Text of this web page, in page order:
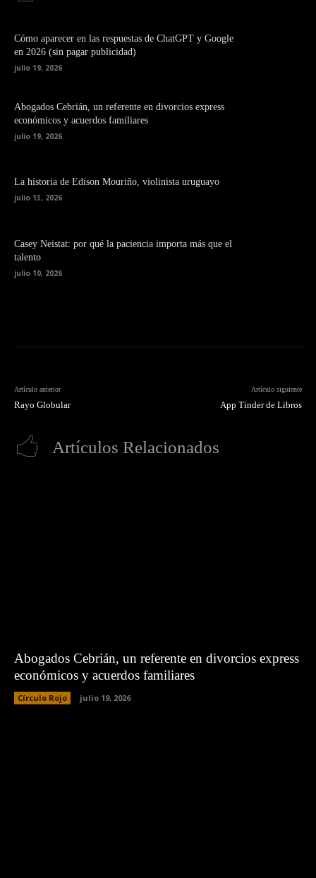
Cómo aparecer en las respuestas de ChatGPT y Google
en 2026 (sin pagar publicidad)
julio 19, 2026
Abogados Cebrián, un referente en divorcios express
económicos y acuerdos familiares
julio 19, 2026
La historia de Edison Mouriño, violinista uruguayo
julio 13, 2026
Casey Neistat: por qué la paciencia importa más que el
talento
julio 10, 2026
Artículo anterior
Rayo Globular
Artículo siguiente
App Tinder de Libros
Artículos Relacionados
Abogados Cebrián, un referente en divorcios express
económicos y acuerdos familiares
Círculo Rojo julio 19, 2026